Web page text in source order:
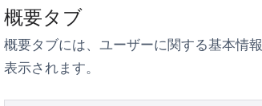
概要タブ
概要タブには、ユーザーに関する基本情
表示されます。